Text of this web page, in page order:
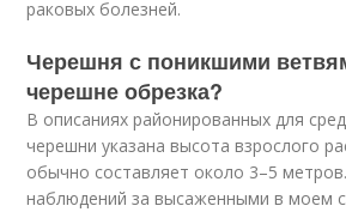
раковых болезней.
Черешня с поникшими
черешне обрезка?
В описаниях районированных для
черешни указана высота взрослого
обычно составляет около 3–5
наблюдений за высаженными в моем